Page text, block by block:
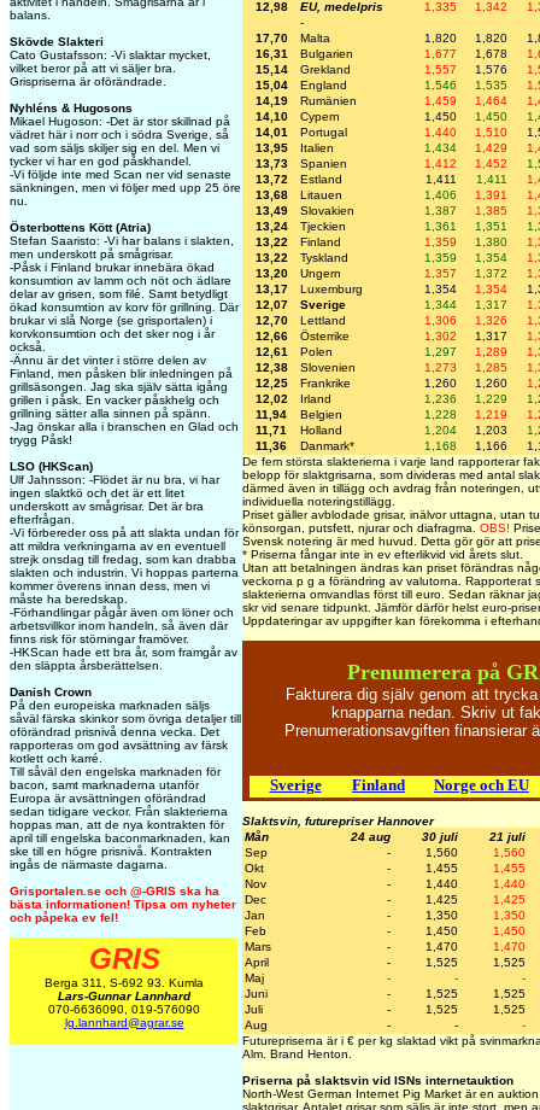
balans.
Skövde Slakteri
Cato Gustafsson: -Vi slaktar mycket,
vilket beror på att vi säljer bra.
Grispriserna är oförändrade.
Nyhléns & Hugosons
Mikael Hugoson: -Det är stor skillnad på
vädret här i norr och i södra Sverige, så
vad som säljs skiljer sig en del. Men vi
tycker vi har en god påskhandel.
-Vi följde inte med Scan ner vid senaste
sänkningen, men vi följer med upp 25 öre
nu.
Österbottens Kött (Atria)
Stefan Saaristo: -Vi har balans i slakten,
men underskott på smågrisar.
-Påsk i Finland brukar innebära ökad
konsumtion av lamm och nöt och ädlare
delar av grisen, som filé. Samt betydligt
ökad konsumtion av korv för grillning. Där
brukar vi slå Norge (se grisportalen) i
korvkonsumtion och det sker nog i år
också.
-Ännu är det vinter i större delen av
Finland, men påsken blir inledningen på
grillsäsongen. Jag ska själv sätta igång
grillen i påsk. En vacker påskhelg och
grillning sätter alla sinnen på spänn.
-Jag önskar alla i branschen en Glad och
trygg Påsk!
LSO (HKScan)
Ulf Jahnsson: -Flödet är nu bra, vi har
ingen slaktkö och det är ett litet
underskott av smågrisar. Det är bra
efterfrågan.
-Vi förbereder oss på att slakta undan för
att mildra verkningarna av en eventuell
strejk onsdag till fredag, som kan drabba
slakten och industrin. Vi hoppas parterna
kommer överens innan dess, men vi
måste ha beredskap.
-Förhandlingar pågår även om löner och
arbetsvillkor inom handeln, så även där
finns risk för störningar framöver.
-HKScan hade ett bra år, som framgår av
den släppta årsberättelsen.
Danish Crown
På den europeiska marknaden säljs
såväl färska skinkor som övriga detaljer till
oförändrad prisnivå denna vecka. Det
rapporteras om god avsättning av färsk
kotlett och karré.
Till såväl den engelska marknaden för
bacon, samt marknaderna utanför
Europa är avsättningen oförändrad
sedan tidigare veckor. Från slakterierna
hoppas man, att de nya kontrakten för
april till engelska baconmarknaden, kan
ske till en högre prisnivå. Kontrakten
ingås de närmaste dagarna.
Grisportalen.se och @-GRIS ska ha
bästa informationen! Tipsa om nyheter
och påpeka ev fel!
GRIS
Berga 311, S-692 93. Kumla
Lars-Gunnar Lannhard
070-6636090, 019-576090
lg.lannhard@agrar.se
12,98
EU, medelpris 1,335 1,342
-
17,70
Malta 1,820 1,820
16,31
Bulgarien 1,677 1,678
15,14
Grekland 1,557 1,576
15,04
England 1,546 1,535
14,19
Rumänien 1,459 1,464
14,10
Cypern 1,450 1,450
14,01
Portugal 1,440 1,510
13,95
Italien 1,434 1,429
13,73
Spanien 1,412 1,452
13,72
Estland 1,411 1,411
13,68
Litauen 1,406 1,391
13,49
Slovakien 1,387 1,385
13,24
Tjeckien 1,361 1,351
13,22
Finland 1,359 1,380
13,22
Tyskland 1,359 1,354
13,20
Ungern 1,357 1,372
13,17
Luxemburg 1,354 1,354
12,07
Sverige 1,344 1,317
12,70
Lettland 1,306 1,326
12,66
Österrike 1,302 1,317
12,61
Polen 1,297 1,289
12,38
Slovenien 1,273 1,285
12,25
Frankrike 1,260 1,260
12,02
Irland 1,236 1,229
11,94
Belgien 1,228 1,219
11,71
Holland 1,204 1,203
11,36
Danmark* 1,168 1,166
De fem största slakterierna i varje land rapporterar
belopp för slaktgrisarna, som divideras med antal
därmed även in tillägg och avdrag från noteringen,
individuella noteringstillägg.
Priset gäller avblodade grisar, inälvor uttagna, utan
könsorgan, putsfett, njurar och diafragma. OBS!
Svensk notering är med huvud. Detta gör gör att
* Priserna fångar inte in ev efterlikvid vid årets slut.
Utan att betalningen ändras kan priset förändras
veckorna p g a förändring av valutorna. Rapporterat
slakterierna omvandlas först till euro. Sedan räknar
skr vid senare tidpunkt. Jämför därför helst euro-
Uppdateringar av uppgifter kan förekomma i
Prenumerera på
Fakturera dig själv genom att
knapparna nedan. Skriv ut
Prenumerationsavgiften finansierar
Sverige Finland Norge och EU
Slaktsvin, futurepriser Hannover
Mån
24 aug 30 juli
21 juli
Sep
- 1,560
1,560
Okt
- 1,455
1,455
Nov
- 1,440
1,440
Dec
- 1,425
1,425
Jan
- 1,350
1,350
Feb
- 1,450
1,450
Mars
- 1,470
1,470
April
- 1,525
1,525
Maj
- -
-
Juni
- 1,525
1,525
Juli
- 1,525
1,525
Aug
- -
-
Futurepriserna är i € per kg slaktad vikt på
Alm. Brand Henton.
Priserna på slaktsvin vid ISNs internetauktion
North-West German Internet Pig Market är en
slaktgrisar. Antalet grisar som säljs är inte stort, men